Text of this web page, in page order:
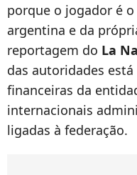
porque o jogador é
argentina e da
reportagem do La
das autoridades
financeiras da
internacionais
ligadas à federação.